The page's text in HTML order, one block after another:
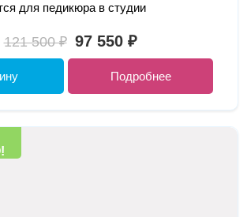
для педикюра в студии
121 500 ₽ 97 550 ₽
Подробнее